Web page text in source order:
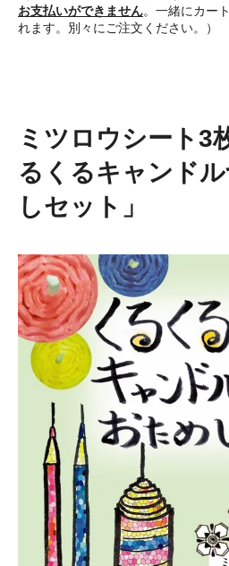
お支払いができません。一緒にカー
れます。別々にご注文ください。）
ミツロウシート3
るくるキャンド
しセット」